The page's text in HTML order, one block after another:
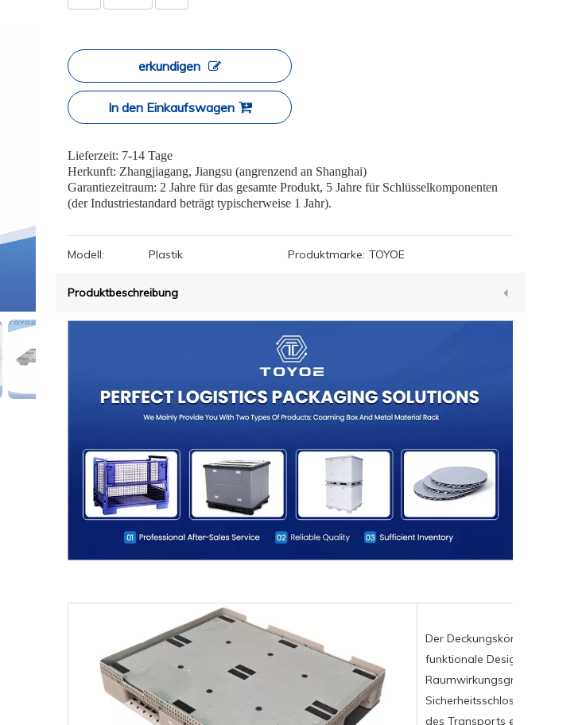
erkundigen
In den Einkaufswagen
Lieferzeit: 7-14 Tage
Herkunft: Zhangjiagang, Jiangsu (angrenzend an Shanghai)
Garantiezeitraum: 2 Jahre für das gesamte Produkt, 5 Jahre für Schlüsselkomponenten
(der Industriestandard beträgt typischerweise 1 Jahr).
Modell: Plastik Produktmarke: TOYOE
Produktbeschreibung
Der Deckungskörper des
funktionale Designs, um die
Raumwirkungsgrad zu
Sicherheitsschloss stellt
des Transports eng